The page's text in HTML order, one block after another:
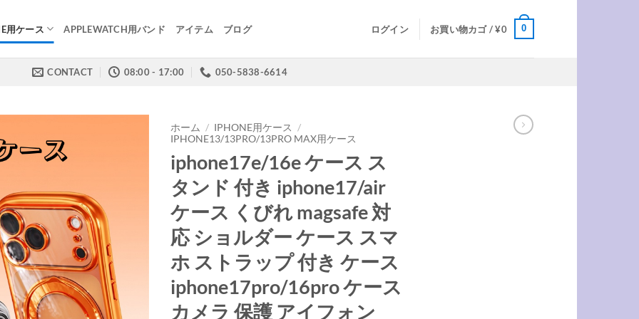
用ケース APPLEWATCH用バンド アイテム ブログ ログイン お買い物カゴ /¥0 0
CONTACT 08:00 - 17:00 050-5838-6614
ホーム / IPHONE用ケース
/
IPHONE13/13PRO/13PRO MAX用ケース
iphone17e/16e ケース ス
タンド 付き iphone17/air
ケース くびれ magsafe 対
応 ショルダー ケース スマ
ホ ストラップ 付き ケース
iphone17pro/16pro ケース
カメラ 保護 アイフォン